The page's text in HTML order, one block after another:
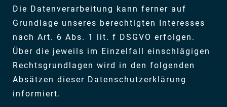
Die Datenverarbeitung kann ferner auf
Grundlage unseres berechtigten Interesses
nach Art. 6 Abs. 1 lit. f DSGVO erfolgen.
Über die jeweils im Einzelfall einschlägigen
Rechtsgrundlagen wird in den folgenden
Absätzen dieser Datenschutzerklärung
informiert.